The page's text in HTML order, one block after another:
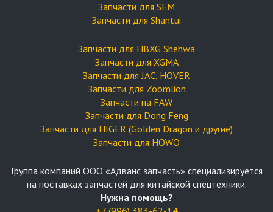
Запчасти для SEM
Запчасти для Shantui
Запчасти для HBXG Shehwa
Запчасти для XGMA
Запчасти для JAC, HOVER
Запчасти для Zoomlion
Запчасти на FAW
Запчасти для Dong Feng
Запчасти для HIGER (Golden Dragon и другие)
Запчасти для HOWO
Группа компаний OOO «Адванс запчасть» специализируется
на поставках запчастей для китайской спецтехники.
Нужна помощь?